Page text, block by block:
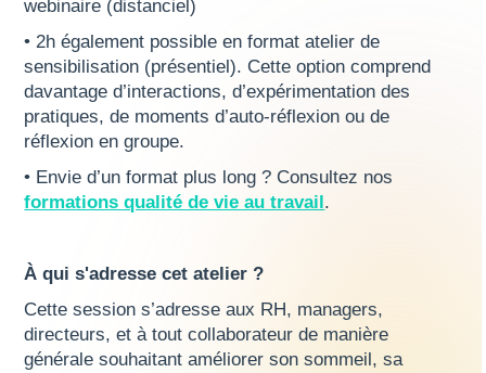
webinaire (distanciel)
• 2h également possible en format atelier de
sensibilisation (présentiel). Cette option comprend
davantage d’interactions, d’expérimentation des
pratiques, de moments d’auto-réflexion ou de
réflexion en groupe.
• Envie d’un format plus long ? Consultez nos
formations qualité de vie au travail .
À qui s'adresse cet atelier ?
Cette session s’adresse aux RH, managers,
directeurs, et à tout collaborateur de manière
générale souhaitant améliorer son sommeil, sa